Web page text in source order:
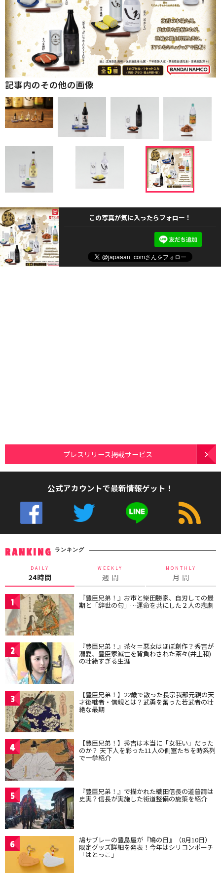
記事内のその他の画像
この写真が気に入ったらフォロー！
プレスリリース掲載サービス
公式アカウントで最新情報ゲット！
RANKING ランキング
DAILY
24時間
WEEKLY
週 間
MONTHLY
月 間
1 『豊臣兄弟！』お市と柴田勝家、自刃しての最
期と「辞世の句」…運命を共にした２人の悲劇
2 『豊臣兄弟！』茶々＝悪女はほぼ創作？秀吉が
溺愛、豊臣家滅亡を背負わされた茶々(井上和)
の壮絶すぎる生涯
3 【豊臣兄弟！】22歳で散った長宗我部元親の天
才後継者・信親とは？武勇を奮った若武者の壮
絶な最期
4 【豊臣兄弟！】秀吉は本当に「女狂い」だった
のか？ 天下人を彩った11人の側室たちを時系列
で一挙紹介
5 『豊臣兄弟！』で描かれた織田信長の道普請は
史実？信長が実施した街道整備の施策を紹介
6 鳩サブレーの豊島屋が『鳩の日』（8月10日）
限定グッズ詳細を発表！今年はシリコンポーチ
「はとっこ」